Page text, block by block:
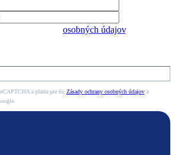
osobných údajov.
a platia pre ňu Zásady ochrany osobných údajov a